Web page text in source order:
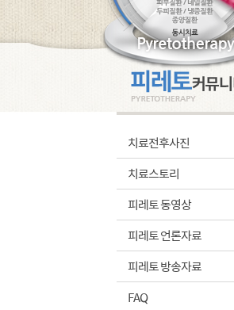
치료전후사진
치료스토리
피레토 동영상
피레토 언론자료
피레토 방송자료
FAQ